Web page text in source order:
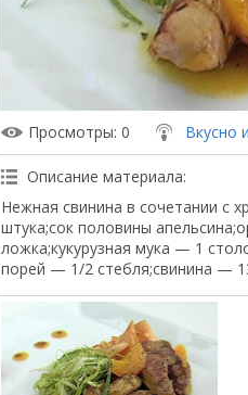
Просмотры: 0 Вкусно
Описание материала:
Нежная свинина в сочетании с
штука;сок половины
ложка;кукурузная мука — 1
порей — 1/2 стебля;свинина —